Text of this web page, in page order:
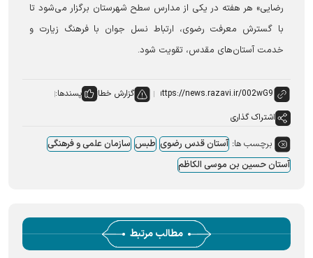
رضایی» هر هفته در یکی از مدارس سطح شهرستان برگزار می‌شود تا
با گسترش معرفت رضوی، ارتباط نسل جوان با فرهنگ زیارت و
خدمت آستان‌های مقدس، تقویت شود.
گزارش خطا
پسندها:
اشتراک گذاری
برچسب ها: آستان قدس رضوی طبس سازمان علمی و فرهنگی
آستان حسین بن موسی الکاظم
مطالب مرتبط